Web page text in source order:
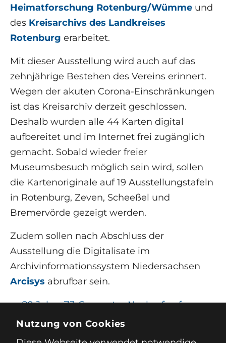
Nutzung von Cookies
Heimatforschung Rotenburg/Wümme und
des Kreisarchivs des Landkreises
Rotenburg erarbeitet.
Mit dieser Ausstellung wird auch auf das
zehnjährige Bestehen des Vereins erinnert.
Wegen der akuten Corona-Einschränkungen
ist das Kreisarchiv derzeit geschlossen.
Deshalb wurden alle 44 Karten digital
aufbereitet und im Internet frei zugänglich
gemacht. Sobald wieder freier
Museumsbesuch möglich sein wird, sollen
die Kartenoriginale auf 19 Ausstellungstafeln
in Rotenburg, Zeven, Scheeßel und
Bremervörde gezeigt werden.
Zudem sollen nach Abschluss der
Ausstellung die Digitalisate im
Archivinformationssystem Niedersachsen
Arcisys abrufbar sein.
←80 Jahre Z3-Computer
von Konrad Zuse
Nachruf auf